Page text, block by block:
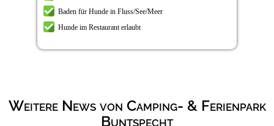
Baden für Hunde in Fluss/See/Meer
Hunde im Restaurant erlaubt
Weitere News von Camping- & Ferienpark
Buntspecht